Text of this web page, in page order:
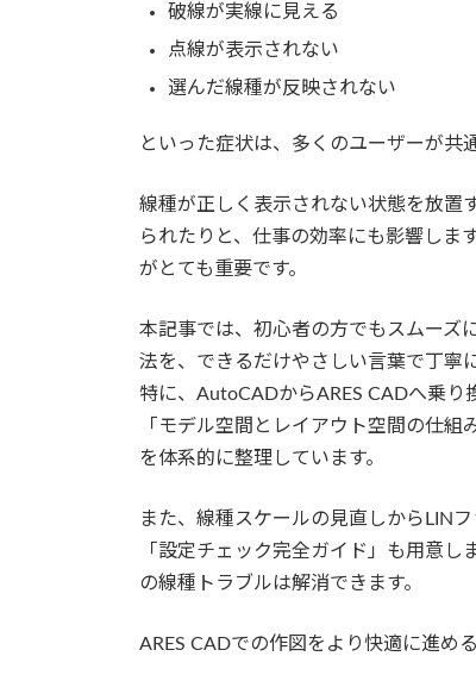
破線が実線に見える
点線が表示されない
選んだ線種が反映されない
といった症状は、多くのユーザーが共
線種が正しく表示されない状態を放置
られたりと、仕事の効率にも影響しま
がとても重要です。
本記事では、初心者の方でもスムーズ
法を、できるだけやさしい言葉で丁寧
特に、AutoCADからARES CADへ乗り
「モデル空間とレイアウト空間の仕
を体系的に整理しています。
また、線種スケールの見直しからLIN
「設定チェック完全ガイド」も用意
の線種トラブルは解消できます。
ARES CADでの作図をより快適に進め